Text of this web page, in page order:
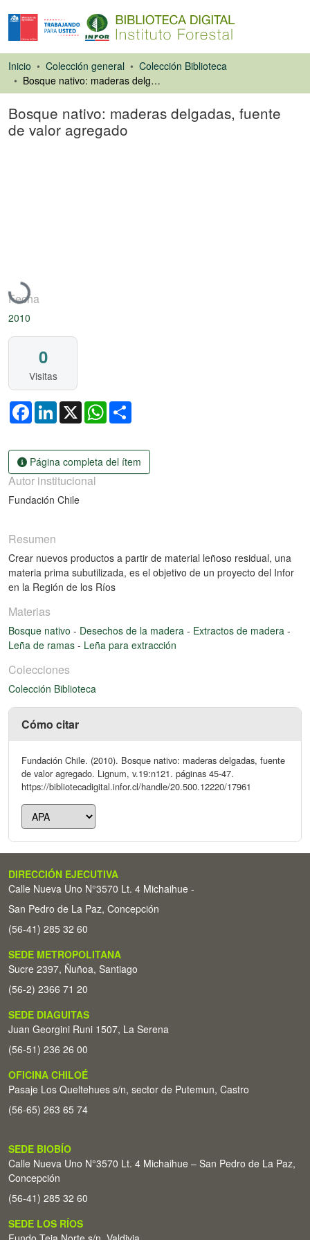
Inicio Colección general
Colección Biblioteca
Bosque nativo: maderas delgadas, fuente de valor agregado
Bosque nativo: maderas delgadas, fuente
de valor agregado
Cargando...
Fecha
2010
0
Visitas
FacebookLinkedIn
X WhatsApp
Página completa del ítem
Autor institucional
Fundación Chile
Resumen
Crear nuevos productos a partir de material leñoso residual, una
materia prima subutilizada, es el objetivo de un proyecto del Infor
en la Región de los Ríos
Materias
Bosque nativo - Desechos de la madera - Extractos de madera -
Leña de ramas - Leña para extracción
Colecciones
Colección Biblioteca
Cómo citar
Fundación Chile. (2010). Bosque nativo: maderas delgadas, fuente
de valor agregado. Lignum, v.19:n121. páginas 45-47.
https://bibliotecadigital.infor.cl/handle/20.500.12220/17961
DIRECCIÓN EJECUTIVA
Calle Nueva Uno N°3570 Lt. 4 Michaihue -
San Pedro de La Paz, Concepción
(56-41) 285 32 60
SEDE METROPOLITANA
Sucre 2397, Ñuñoa, Santiago
(56-2) 2366 71 20
SEDE DIAGUITAS
Juan Georgini Runi 1507, La Serena
(56-51) 236 26 00
OFICINA CHILOÉ
Pasaje Los Queltehues s/n, sector de Putemun, Castro
(56-65) 263 65 74
SEDE BIOBÍO
Calle Nueva Uno N°3570 Lt. 4 Michaihue – San Pedro de La Paz,
Concepción
(56-41) 285 32 60
SEDE LOS RÍOS